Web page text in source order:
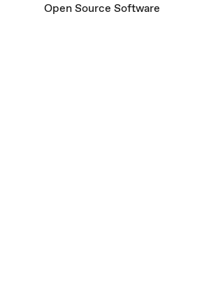
Open Source Software